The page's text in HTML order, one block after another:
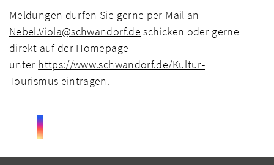
Meldungen dürfen Sie gerne per Mail an
Nebel.Viola@schwandorf.de schicken oder gerne
direkt auf der Homepage
unter https://www.schwandorf.de/Kultur-
Tourismus eintragen.